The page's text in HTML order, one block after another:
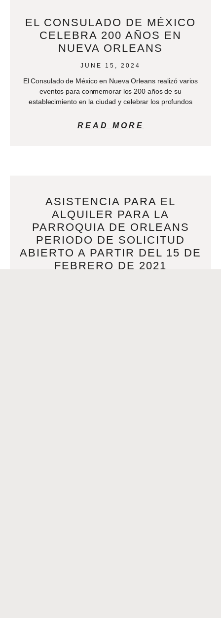
EL CONSULADO DE MÉXICO
CELEBRA 200 AÑOS EN
NUEVA ORLEANS
JUNE 15, 2024
El Consulado de México en Nueva Orleans realizó varios
eventos para conmemorar los 200 años de su
establecimiento en la ciudad y celebrar los profundos
READ MORE
ASISTENCIA PARA EL
ALQUILER PARA LA
PARROQUIA DE ORLEANS
PERIODO DE SOLICITUD
ABIERTO A PARTIR DEL 15 DE
FEBRERO DE 2021